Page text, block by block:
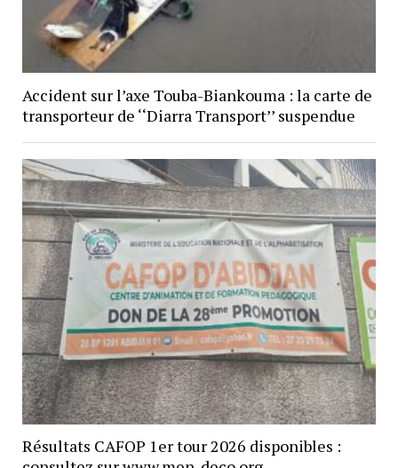
Accident sur l’axe Touba-Biankouma : la carte de
transporteur de ‘‘Diarra Transport’’ suspendue
Résultats CAFOP 1er tour 2026 disponibles :